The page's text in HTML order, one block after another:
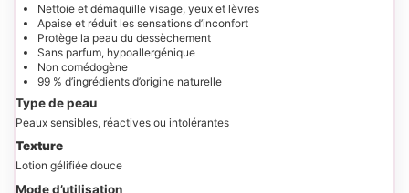
Nettoie et démaquille visage, yeux et lèvres
Apaise et réduit les sensations d’inconfort
Protège la peau du dessèchement
Sans parfum, hypoallergénique
Non comédogène
99 % d’ingrédients d’origine naturelle
Type de peau
Peaux sensibles, réactives ou intolérantes
Texture
Lotion gélifiée douce
Mode d’utilisation